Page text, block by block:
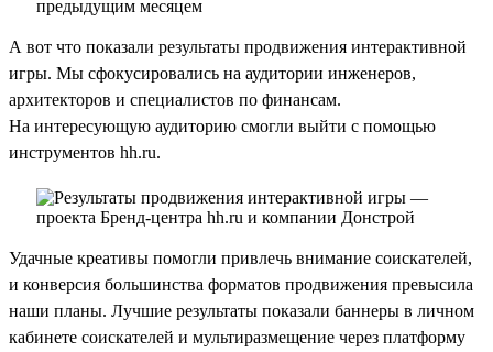
А вот что показали результаты продвижения интерактивной
игры. Мы сфокусировались на аудитории инженеров,
архитекторов и специалистов по финансам.
На интересующую аудиторию смогли выйти с помощью
инструментов hh.ru.
Удачные креативы помогли привлечь внимание соискателей,
и конверсия большинства форматов продвижения превысила
наши планы. Лучшие результаты показали баннеры в личном
кабинете соискателей и мультиразмещение через платформу